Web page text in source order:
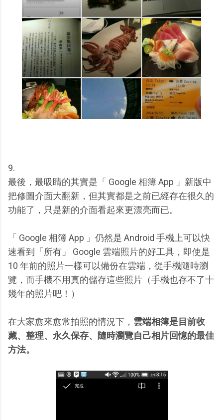
9.
最後，最吸睛的其實是「 Google 相簿 App 」新版中
把修圖介面大翻新，但其實都是之前已經存在很久的
功能了，只是新的介面看起來更漂亮而已。
「 Google 相簿 App 」仍然是 Android 手機上可以快
速看到「所有」 Google 雲端照片的好工具，即使是
10 年前的照片一樣可以備份在雲端，從手機隨時瀏
覽，而手機不用真的儲存這些照片（手機也存不了十
幾年的照片吧！）
在大家愈來愈常拍照的情況下， 雲端相簿是目前收
藏、整理、永久保存、隨時瀏覽自己相片回憶的最佳
方法。